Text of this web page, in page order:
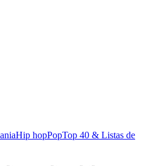
Hip hopPopTop 40 & Listas de